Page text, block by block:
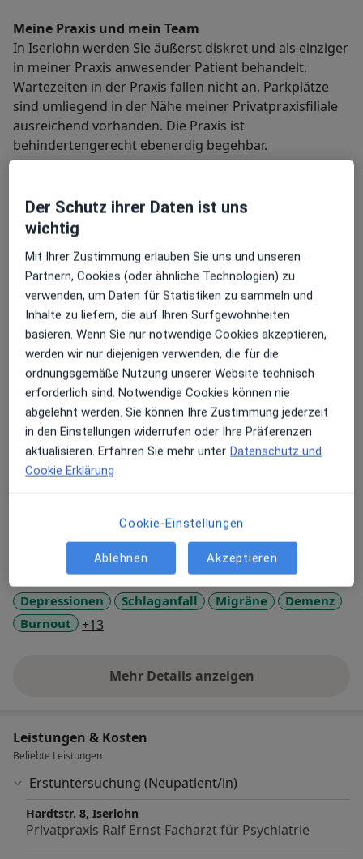
Meine Praxis und mein Team
In Iserlohn werden Sie äußerst diskret und als einziger
in meiner Praxis anwesender Patient behandelt.
Wartezeiten in der Praxis fallen nicht an. Parkplätze
sind umliegend in der Nähe meiner Privatpraxisfiliale
ausreichend vorhanden. Die Praxis ist
behindertengerecht ebenerdig begehbar.
Mein weiteres Leistungs­spektrum
Es können als Besonderheit per App für
Privatversicherte für meine Privatpraxisfiliale
Hardtstraße 8 in 58636 Iserlohn Termine online
vereinbart werden - das bedeutet für Sie keine Telefon
- Warteschlangen und sofortige Erreichbarkeit. Ggf.
rufe ich Sie zur genauen Terminabsprache zurück.
Sonstige Informationen über mich
Das Gebäude, in welchem ich Sie behandele, ist ein
ausgewiesenes Baudenkmal und in der Broschüre
"Architektur im Fokus" ausgezeichnet. Es bietet ein
besonderes stilvolles und exklusives Milieu für Ihre
Behandlung.
Weiterbildungen und Tätigkeitsschwerpunkte
Psychotherapie
Hauptsächlich behandelte Krankheiten
Depressionen Schlaganfall Migräne
Demenz
Burnout
+13
Mehr Details anzeigen
über Erfahrungen
Leistungen & Kosten
Beliebte Leistungen
Erstuntersuchung (Neupatient/in)
Hardtstr. 8, Iserlohn
Privatpraxis Ralf Ernst Facharzt für Psychiatrie
Der Schutz ihrer Daten ist uns
wichtig
Mit Ihrer Zustimmung erlauben Sie uns und unseren
Partnern, Cookies (oder ähnliche Technologien) zu
verwenden, um Daten für Statistiken zu sammeln und
Inhalte zu liefern, die auf Ihren Surfgewohnheiten
basieren. Wenn Sie nur notwendige Cookies akzeptieren,
werden wir nur diejenigen verwenden, die für die
ordnungsgemäße Nutzung unserer Website technisch
erforderlich sind. Notwendige Cookies können nie
abgelehnt werden. Sie können Ihre Zustimmung jederzeit
in den Einstellungen widerrufen oder Ihre Präferenzen
aktualisieren. Erfahren Sie mehr unter Datenschutz und
Cookie Erklärung
Cookie-Einstellungen
Ablehnen Akzeptieren